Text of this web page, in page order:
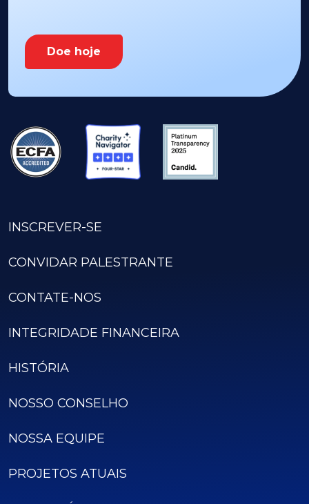
Doe hoje
INSCREVER-SE
CONVIDAR PALESTRANTE
CONTATE-NOS
INTEGRIDADE FINANCEIRA
HISTÓRIA
NOSSO CONSELHO
NOSSA EQUIPE
PROJETOS ATUAIS